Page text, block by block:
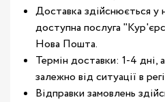
Доставка здійснюється у
доступна послуга
Нова Пошта.
Термін доставки: 1-4 дні,
залежно від ситуації в
Відправки замовлень